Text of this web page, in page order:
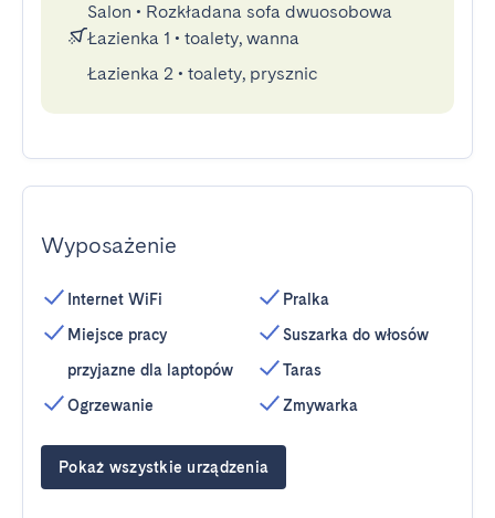
Salon • Rozkładana sofa dwuosobowa
Łazienka 1 • toalety, wanna
Łazienka 2 • toalety, prysznic
Wyposażenie
Internet WiFi
Miejsce pracy
przyjazne dla laptopów
Ogrzewanie
Pralka
Suszarka do włosów
Taras
Zmywarka
Pokaż wszystkie urządzenia